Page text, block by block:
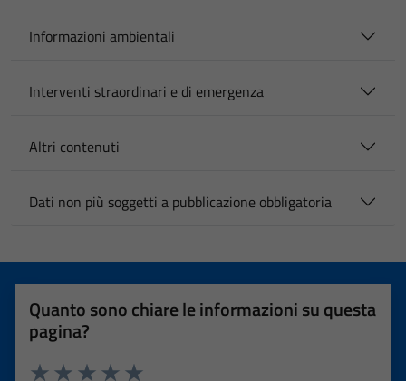
Informazioni ambientali
Interventi straordinari e di emergenza
Altri contenuti
Dati non più soggetti a pubblicazione obbligatoria
Quanto sono chiare le informazioni su questa
pagina?